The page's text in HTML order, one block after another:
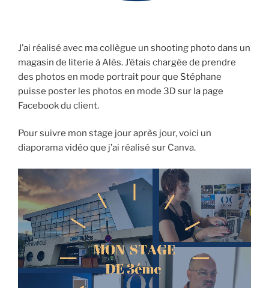
J’ai réalisé avec ma collègue un shooting photo dans un
magasin de literie à Alès. J’étais chargée de prendre
des photos en mode portrait pour que Stéphane
puisse poster les photos en mode 3D sur la page
Facebook du client.
Pour suivre mon stage jour après jour, voici un
diaporama vidéo que j’ai réalisé sur Canva.